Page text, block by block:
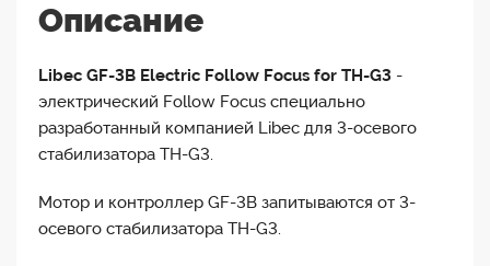
Описание
Libec GF-3B Electric Follow Focus for TH-G3 -
электрический Follow Focus специально
разработанный компанией Libec для 3-осевого
стабилизатора TH-G3.
Мотор и контроллер GF-3B запитываются от 3-
осевого стабилизатора TH-G3.